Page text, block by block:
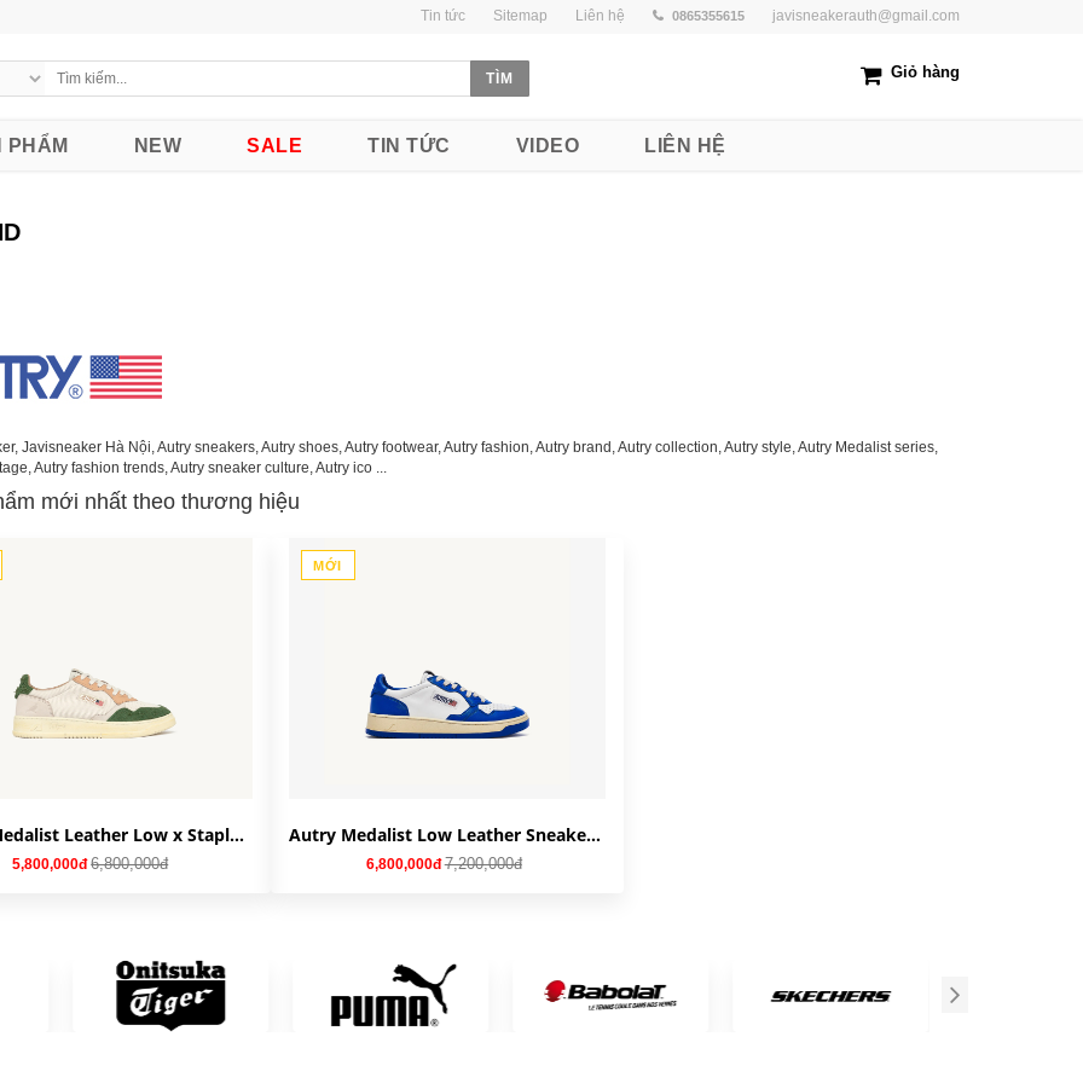
Tin tức Sitemap Liên hệ 0865355615 javisneakerauth@gmail.com
Giỏ hàng
PHẨM NEW SALE TIN TỨC VIDEO LIÊN HỆ
Javisneaker Hà Nội, Autry sneakers, Autry shoes, Autry footwear, Autry fashion, Autry brand, Autry collection, Autry style, Autry Medalist series,
Autry fashion trends, Autry sneaker culture, Autry ico ...
mới nhất theo thương hiệu
Autry Medalist Leather Low x Staple 'White Green Orange' AVLW-STA1
5,800,000đ 6,800,000đ
MỚI
Autry Medalist Low Leather Sneakers 'white Prince Blue' AULM-WB15
6,800,000đ 7,200,000đ